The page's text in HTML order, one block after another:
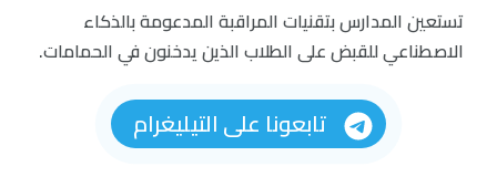
تستعين المدارس بتقنيات المراقبة المدعومة بالذكاء
الاصطناعي للقبض على الطلاب الذين يدخنون في الحمامات.
تابعونا على التيليغرام